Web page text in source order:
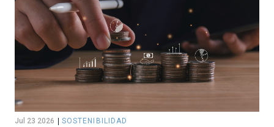
Jul 23 2026 SOSTENIBILIDAD